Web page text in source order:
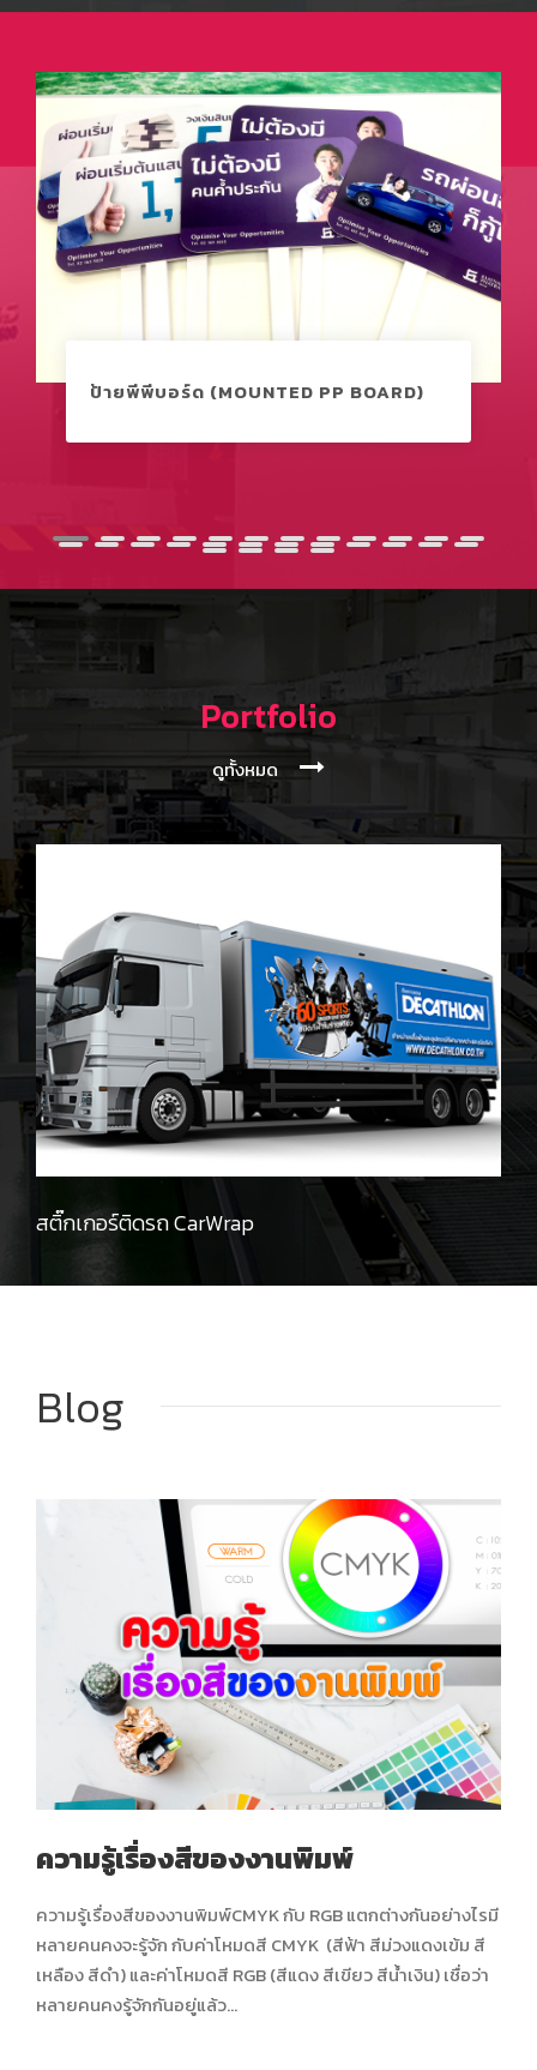
ป้ายพีพีบอร์ด (MOUNTED PP BOARD)
Portfolio
ดูทั้งหมด
สติ๊กเกอร์ติดรถ CarWrap
Blog
ความรู้เรื่องสีของงานพิมพ์
ความรู้เรื่องสีของงานพิมพ์CMYK กับ RGB แตกต่างกันอย่างไรมี
หลายคนคงจะรู้จัก กับค่าโหมดสี CMYK (สีฟ้า สีม่วงแดงเข้ม สี
เหลือง สีดำ) และค่าโหมดสี RGB (สีแดง สีเขียว สีน้ำเงิน) เชื่อว่า
หลายคนคงรู้จักกันอยู่แล้ว...